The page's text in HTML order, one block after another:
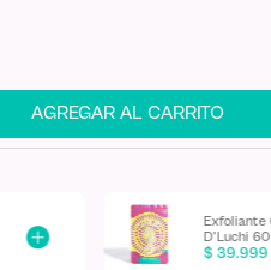
AGREGAR AL CARRITO
Crema
D'Luchi
$ 999